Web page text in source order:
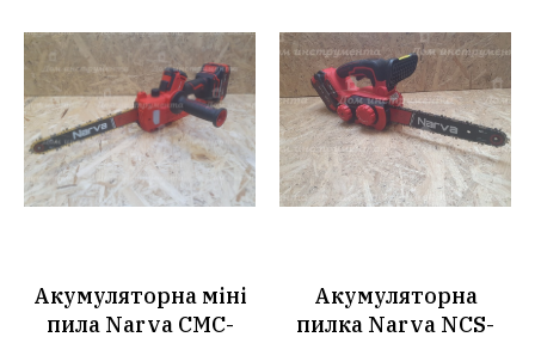
Акумуляторна міні
пила Narva CMC-
Акумуляторна
пилка Narva NCS-